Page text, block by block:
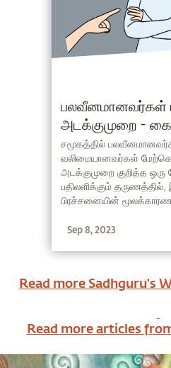
பலவீனமானவர்கள்
அடக்குமுறை -
எப்படி? (Bullying
சமூகத்தில்
வலிமையானவர்கள்
அடக்குமுறை குறித்த ஒரு
பதிலளிக்கும் தருணத்தில்,
பிரச்சனையின்
காண்பது என்பதையும்
Sep 8, 2023
Read more Sadhguru's
Read more articles